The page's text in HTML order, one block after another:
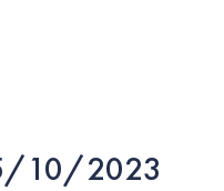
10/2023